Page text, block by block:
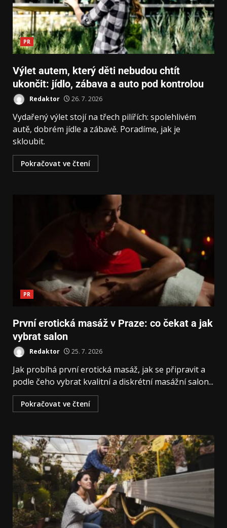
PR
Výlet autem, který děti nebudou chtít
ukončit: jídlo, zábava a auto pod kontrolou
Redaktor 26. 7. 2026
Vydařený výlet stojí na třech pilířích: spolehlivém
autě, dobrém jídle a zábavě. Poradíme, jak je
skloubit.
Pokračovat ve čtení
PR
První erotická masáž v Praze: co čekat a jak
vybrat salon
Redaktor 25. 7. 2026
Jak probíhá první erotická masáž, jak se připravit a
podle čeho vybrat kvalitní a diskrétní masážní salon...
Pokračovat ve čtení